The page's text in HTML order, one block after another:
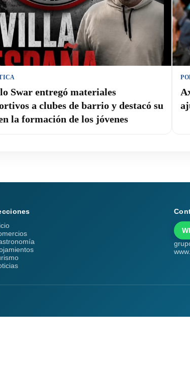
Swar entregó materiales
a clubes de barrio y destacó su
la formación de los jóvenes